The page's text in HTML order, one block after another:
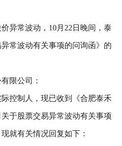
异常波动，10月22日晚间，泰
常波动有关事项的问询函》的
限公司：
控制人，现已收到《合肥泰禾
于股票交易异常波动有关事项
就有关情况回复如下：